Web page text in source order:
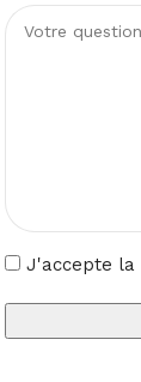
J'accepte la